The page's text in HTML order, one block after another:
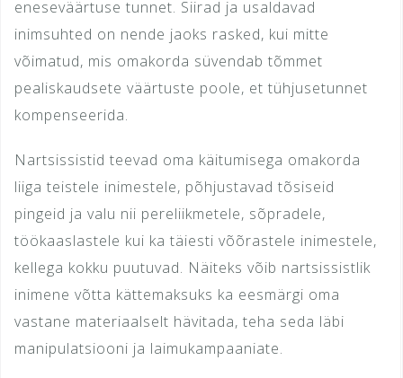
eneseväärtuse tunnet. Siirad ja usaldavad
inimsuhted on nende jaoks rasked, kui mitte
võimatud, mis omakorda süvendab tõmmet
pealiskaudsete väärtuste poole, et tühjusetunnet
kompenseerida.
Nartsissistid teevad oma käitumisega omakorda
liiga teistele inimestele, põhjustavad tõsiseid
pingeid ja valu nii pereliikmetele, sõpradele,
töökaaslastele kui ka täiesti võõrastele inimestele,
kellega kokku puutuvad. Näiteks võib nartsissistlik
inimene võtta kättemaksuks ka eesmärgi oma
vastane materiaalselt hävitada, teha seda läbi
manipulatsiooni ja laimukampaaniate.